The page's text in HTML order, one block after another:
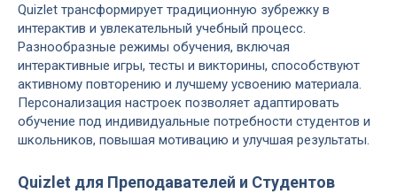
Quizlet трансформирует традиционную зубрежку в
интерактив и увлекательный учебный процесс.
Разнообразные режимы обучения, включая
интерактивные игры, тесты и викторины, способствуют
активному повторению и лучшему усвоению материала.
Персонализация настроек позволяет адаптировать
обучение под индивидуальные потребности студентов и
школьников, повышая мотивацию и улучшая результаты.
Quizlet для Преподавателей и Студентов